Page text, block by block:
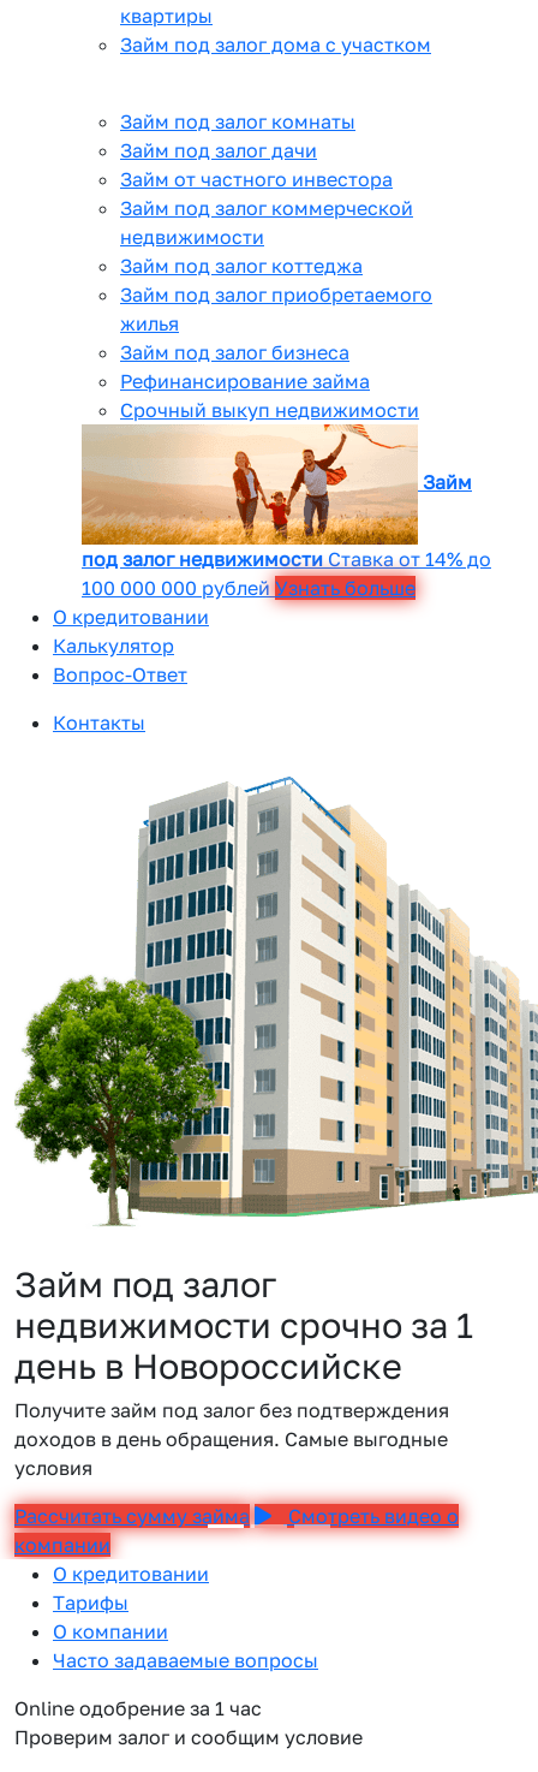
квартиры
Займ под залог дома с участком
Займ под залог комнаты
Займ под залог дачи
Займ от частного инвестора
Займ под залог коммерческой
недвижимости
Займ под залог коттеджа
Займ под залог приобретаемого
жилья
Займ под залог бизнеса
Рефинансирование займа
Срочный выкуп недвижимости
Займ
под залог недвижимости Ставка от 14% до
100 000 000 рублей Узнать больше
О кредитовании
Калькулятор
Вопрос-Ответ
Контакты
Займ под залог
недвижимости срочно за 1
день в Новороссийске
Получите займ под залог без подтверждения
доходов в день обращения. Самые выгодные
условия
Рассчитать сумму займа
Смотреть видео о
компании
О кредитовании
Тарифы
О компании
Часто задаваемые вопросы
Online одобрение за 1 час
Проверим залог и сообщим условие